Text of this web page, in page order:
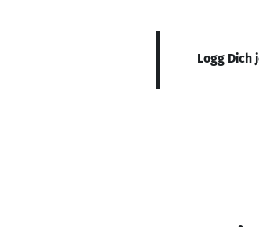
Logg Dich